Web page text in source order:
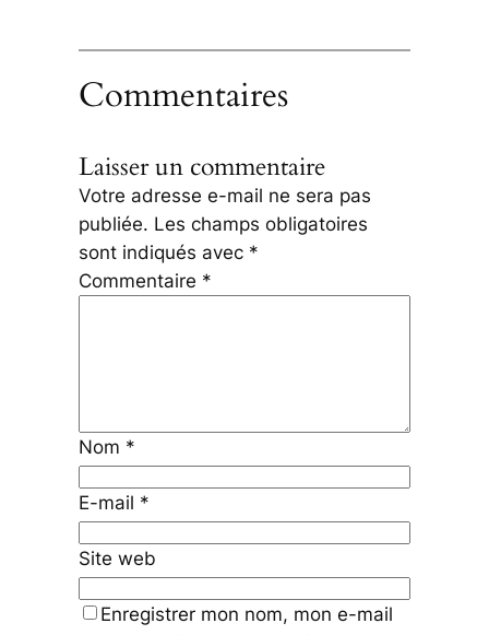
Commentaires
Laisser un commentaire
Votre adresse e-mail ne sera pas
publiée. Les champs obligatoires
sont indiqués avec *
Commentaire *
Nom *
E-mail *
Site web
Enregistrer mon nom, mon e-mail